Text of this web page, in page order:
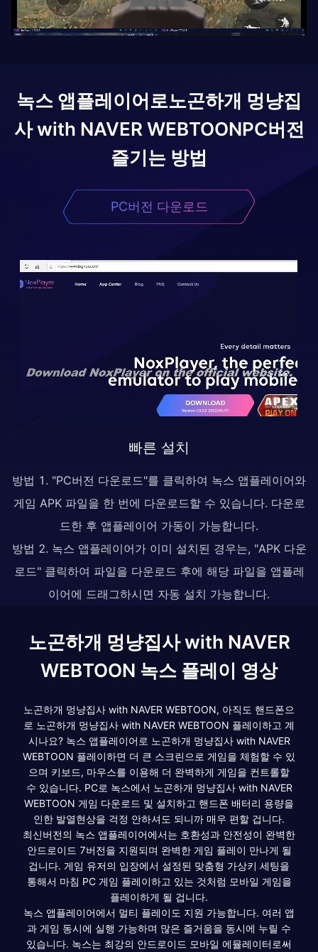
녹스 앱플레이어로노곤하개 멍냥집
사 with NAVER WEBTOONPC버전
즐기는 방법
PC버전 다운로드
빠른 설치
방법 1. "PC버전 다운로드"를 클릭하여 녹스 앱플레이어와
게임 APK 파일을 한 번에 다운로드할 수 있습니다. 다운로
드한 후 앱플레이어 가동이 가능합니다.
방법 2. 녹스 앱플레이어가 이미 설치된 경우는, "APK 다운
로드" 클릭하여 파일을 다운로드 후에 해당 파일을 앱플레
이어에 드래그하시면 자동 설치 가능합니다.
노곤하개 멍냥집사 with NAVER
WEBTOON 녹스 플레이 영상
노곤하개 멍냥집사 with NAVER WEBTOON, 아직도 핸드폰으
로 노곤하개 멍냥집사 with NAVER WEBTOON 플레이하고 계
시나요? 녹스 앱플레이어로 노곤하개 멍냥집사 with NAVER
WEBTOON 플레이하면 더 큰 스크린으로 게임을 체험할 수 있
으며 키보드, 마우스를 이용해 더 완벽하게 게임을 컨트롤할
수 있습니다. PC로 녹스에서 노곤하개 멍냥집사 with NAVER
WEBTOON 게임 다운로드 및 설치하고 핸드폰 배터리 용량을
인한 발열현상을 걱정 안하셔도 되니까 매우 편할 겁니다.
최신버전의 녹스 앱플레이어에서는 호환성과 안전성이 완벽한
안드로이드 7버전을 지원되며 완벽한 게임 플레이 만나게 될
겁니다. 게임 유저의 입장에서 설정된 맞춤형 가상키 세팅을
통해서 마침 PC 게임 플레이하고 있는 것처럼 모바일 게임을
플레이하게 될 겁니다.
녹스 앱플레이어에서 멀티 플레이도 지원 가능합니다. 여러 앱
과 게임 동시에 실행 가능하며 많은 즐거움을 동시에 누릴 수
있습니다. 녹스는 최강의 안드로이드 모바일 에뮬레이터로써